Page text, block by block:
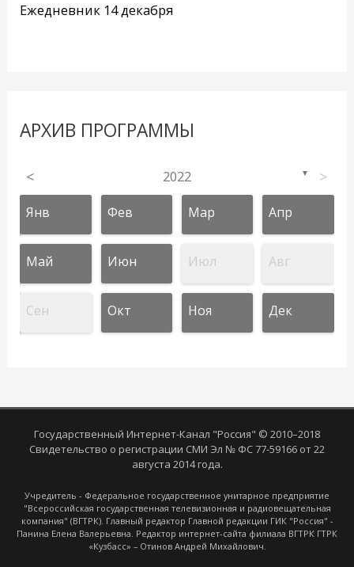
Ежедневник 14 декабря
АРХИВ ПРОГРАММЫ
< 2022 ▼ >
Янв Фев Мар Апр
Май Июн Июл Авг
Сен Окт Ноя Дек
Государственный Интернет-Канал "Россия" © 2010–2018
Свидетельство о регистрации СМИ Эл № ФС 77-59166 от 22
августа 2014 года.
Учредитель - Федеральное государственное унитарное предприятие
"Всероссийская государственная телевизионная и радиовещательная
компания" (ВГТРК). Главный редактор Главной редакции ГИК "Россия" -
Панина Елена Валерьевна. Редактор интернет-сайта филиала ВГТРК ГТРК
«Кузбасс» – Отинов Андрей Михайлович.